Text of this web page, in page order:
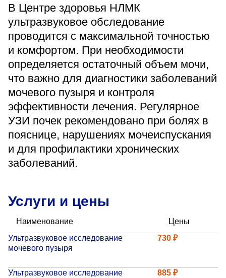
Суббота 08:00–16:00
Регистратура
+7 (4742) 55-55-43
Санаторий-профилакторий
«Парус»
Адрес
399000, г. Липецк, Плехановское лесничество,
Ленинский лесхоз, квартал 67
Понедельник — четверг
08:00–16:45
перерыв 12:00–12:30
Пятница
+7 (4742) 72-73-31
В Центре здоровья НЛМК
ультразвуковое обследование
проводится с максимальной точностью
и комфортом. При необходимости
определяется остаточный объем мочи,
что важно для диагностики заболеваний
мочевого пузыря и контроля
эффективности лечения. Регулярное
УЗИ почек рекомендовано при болях в
пояснице, нарушениях мочеиспускания
и для профилактики хронических
заболеваний.
Услуги и цены
Наименование
Цены
Ультразвуковое исследование
мочевого пузыря
730 ₽
Ультразвуковое исследование
885 ₽